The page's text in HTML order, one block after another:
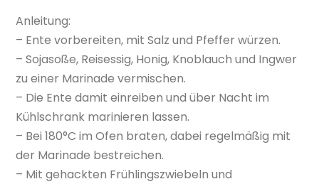
Anleitung:
– Ente vorbereiten, mit Salz und Pfeffer würzen.
– Sojasoße, Reisessig, Honig, Knoblauch und Ingwer
zu einer Marinade vermischen.
– Die Ente damit einreiben und über Nacht im
Kühlschrank marinieren lassen.
– Bei 180°C im Ofen braten, dabei regelmäßig mit
der Marinade bestreichen.
– Mit gehackten Frühlingszwiebeln und